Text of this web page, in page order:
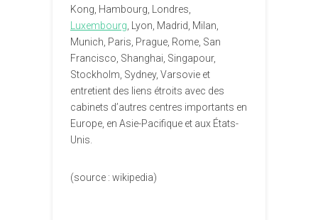
Kong, Hambourg, Londres,
Luxembourg , Lyon, Madrid, Milan,
Munich, Paris, Prague, Rome, San
Francisco, Shanghai, Singapour,
Stockholm, Sydney, Varsovie et
entretient des liens étroits avec des
cabinets d’autres centres importants en
Europe, en Asie-Pacifique et aux États-
Unis.
(source : wikipedia)